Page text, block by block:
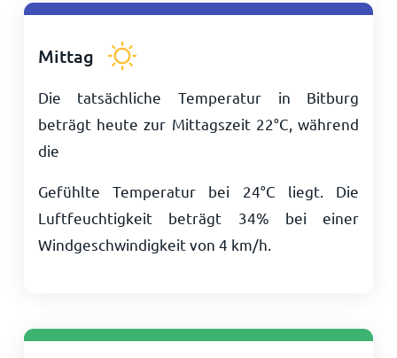
Mittag
Die tatsächliche Temperatur in Bitburg
beträgt heute zur Mittagszeit 22°C , während
die
Gefühlte Temperatur bei 24°C liegt. Die
Luftfeuchtigkeit beträgt 34% bei einer
Windgeschwindigkeit von 4 km/h